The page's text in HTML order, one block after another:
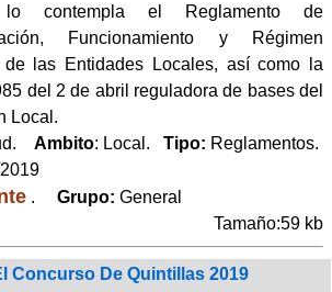
lo contempla el Reglamento de
Funcionamiento y Régimen
de las Entidades Locales, así como la
del 2 de abril reguladora de bases del
Local.
Ambito: Local. Tipo: Reglamentos.
. Grupo: General
Tamaño:59 kb
Concurso De Quintillas 2019